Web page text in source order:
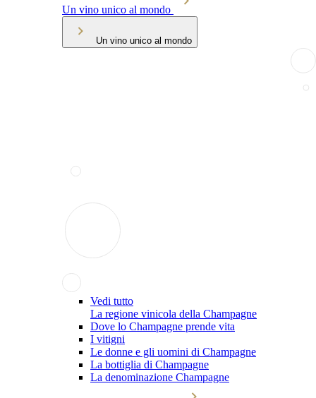
Un vino unico al mondo
Un vino unico al mondo
Vedi tutto
La regione vinicola della Champagne
Dove lo Champagne prende vita
I vitigni
Le donne e gli uomini di Champagne
La bottiglia di Champagne
La denominazione Champagne